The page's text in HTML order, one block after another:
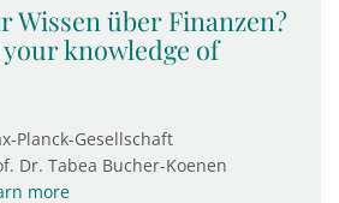
Wissen über Finanzen?
knowledge of
Planck-Gesellschaft
Dr. Tabea Bucher-Koenen
more